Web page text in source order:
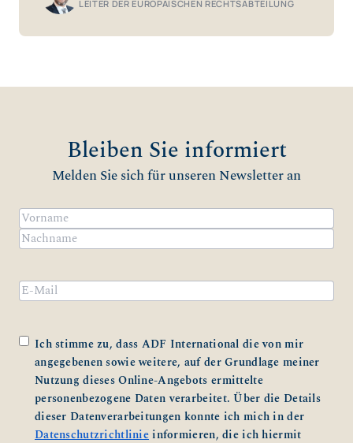
LEITER DER EUROPÄISCHEN RECHTSABTEILUNG
Bleiben Sie informiert
Melden Sie sich für unseren Newsletter an
Name(erforderlich)
Vorname
Zustimmung(erforderlich)
Ich stimme zu, dass ADF International die von mir
angegebenen sowie weitere, auf der Grundlage meiner
Nutzung dieses Online-Angebots ermittelte
personenbezogene Daten verarbeitet. Über die Details
dieser Datenverarbeitungen konnte ich mich in der
Datenschutzrichtlinieinformieren, die ich hiermit